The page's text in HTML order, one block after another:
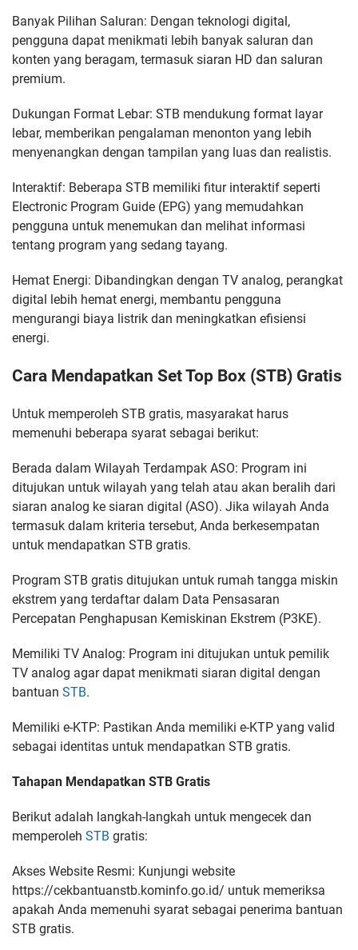
Banyak Pilihan Saluran: Dengan teknologi digital,
pengguna dapat menikmati lebih banyak saluran dan
konten yang beragam, termasuk siaran HD dan saluran
premium.
Dukungan Format Lebar: STB mendukung format layar
lebar, memberikan pengalaman menonton yang lebih
menyenangkan dengan tampilan yang luas dan realistis.
Interaktif: Beberapa STB memiliki fitur interaktif seperti
Electronic Program Guide (EPG) yang memudahkan
pengguna untuk menemukan dan melihat informasi
tentang program yang sedang tayang.
Hemat Energi: Dibandingkan dengan TV analog, perangkat
digital lebih hemat energi, membantu pengguna
mengurangi biaya listrik dan meningkatkan efisiensi
energi.
Cara Mendapatkan Set Top Box (STB) Gratis
Untuk memperoleh STB gratis, masyarakat harus
memenuhi beberapa syarat sebagai berikut:
Berada dalam Wilayah Terdampak ASO: Program ini
ditujukan untuk wilayah yang telah atau akan beralih dari
siaran analog ke siaran digital (ASO). Jika wilayah Anda
termasuk dalam kriteria tersebut, Anda berkesempatan
untuk mendapatkan STB gratis.
Program STB gratis ditujukan untuk rumah tangga miskin
ekstrem yang terdaftar dalam Data Pensasaran
Percepatan Penghapusan Kemiskinan Ekstrem (P3KE).
Memiliki TV Analog: Program ini ditujukan untuk pemilik
TV analog agar dapat menikmati siaran digital dengan
bantuan STB.
Memiliki e-KTP: Pastikan Anda memiliki e-KTP yang valid
sebagai identitas untuk mendapatkan STB gratis.
Tahapan Mendapatkan STB Gratis
Berikut adalah langkah-langkah untuk mengecek dan
memperoleh STB gratis:
Akses Website Resmi: Kunjungi website
https://cekbantuanstb.kominfo.go.id/ untuk memeriksa
apakah Anda memenuhi syarat sebagai penerima bantuan
STB gratis.